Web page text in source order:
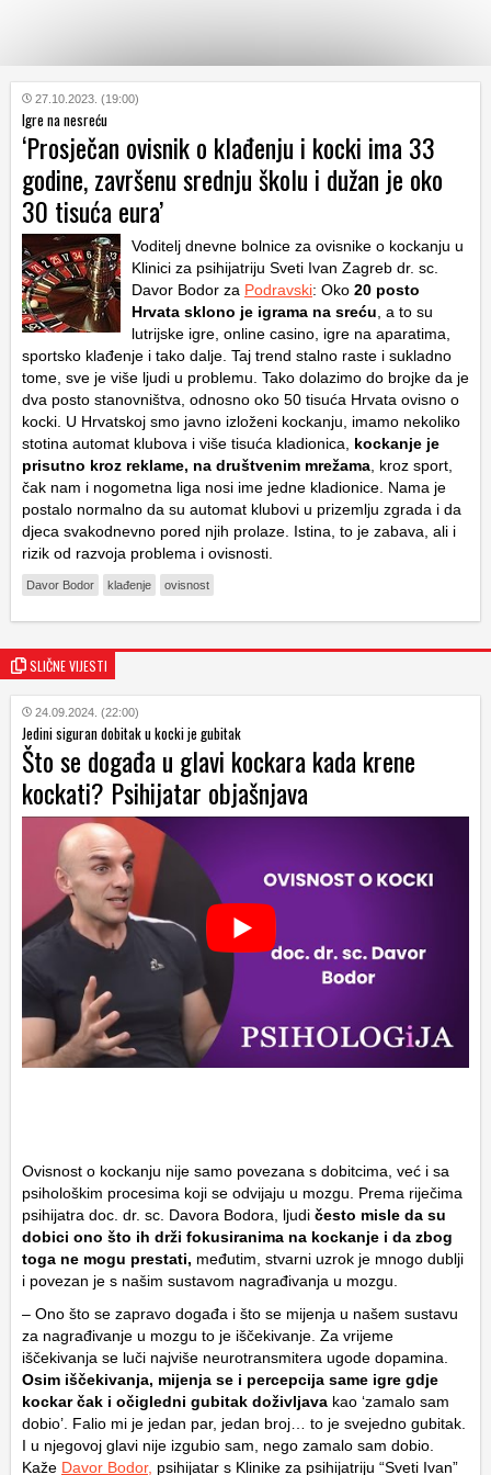
KATEGORIJE
HRVATSKI
WEB
27.10.2023. (19:00)
Igre na nesreću
‘Prosječan ovisnik o klađenju i kocki ima 33
godine, završenu srednju školu i dužan je oko
30 tisuća eura’
Voditelj dnevne bolnice za ovisnike o kockanju u
Klinici za psihijatriju Sveti Ivan Zagreb dr. sc.
Davor Bodor za Podravski: Oko 20 posto
Hrvata sklono je igrama na sreću , a to su
lutrijske igre, online casino, igre na aparatima,
sportsko klađenje i tako dalje. Taj trend stalno raste i sukladno
tome, sve je više ljudi u problemu. Tako dolazimo do brojke da je
dva posto stanovništva, odnosno oko 50 tisuća Hrvata ovisno o
kocki. U Hrvatskoj smo javno izloženi kockanju, imamo nekoliko
stotina automat klubova i više tisuća kladionica, kockanje je
prisutno kroz reklame, na društvenim mrežama , kroz sport,
čak nam i nogometna liga nosi ime jedne kladionice. Nama je
postalo normalno da su automat klubovi u prizemlju zgrada i da
djeca svakodnevno pored njih prolaze. Istina, to je zabava, ali i
rizik od razvoja problema i ovisnosti.
Davor Bodor klađenje ovisnost
SLIČNE VIJESTI
24.09.2024. (22:00)
Jedini siguran dobitak u kocki je gubitak
Što se događa u glavi kockara kada krene
kockati? Psihijatar objašnjava
Ovisnost o kockanju nije samo povezana s dobitcima, već i sa
psihološkim procesima koji se odvijaju u mozgu. Prema riječima
psihijatra doc. dr. sc. Davora Bodora, ljudi često misle da su
dobici ono što ih drži fokusiranima na kockanje i da zbog
toga ne mogu prestati, međutim, stvarni uzrok je mnogo dublji
i povezan je s našim sustavom nagrađivanja u mozgu.
– Ono što se zapravo događa i što se mijenja u našem sustavu
za nagrađivanje u mozgu to je iščekivanje. Za vrijeme
iščekivanja se luči najviše neurotransmitera ugode dopamina.
Osim iščekivanja, mijenja se i percepcija same igre gdje
kockar čak i očigledni gubitak doživljava kao ‘zamalo sam
dobio’. Falio mi je jedan par, jedan broj… to je svejedno gubitak.
I u njegovoj glavi nije izgubio sam, nego zamalo sam dobio.
Kaže Davor Bodor, psihijatar s Klinike za psihijatriju “Sveti Ivan”